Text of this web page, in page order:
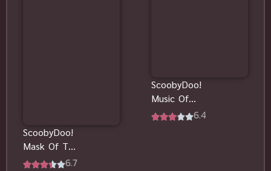
ScoobyDoo!
Mask Of The
Blue Falcon
6.7
ScoobyDoo!
Music Of
The Vampire
6.4